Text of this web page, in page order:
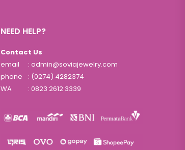
NEED HELP?
Contact Us
email
: admin@soviajewelry.com
phone
: (0274) 4282374
WA
: 0823 2612 3339